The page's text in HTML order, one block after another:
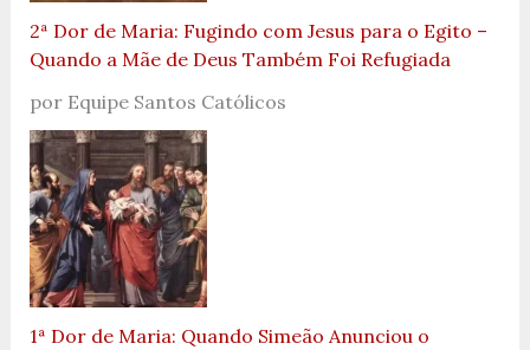
2ª Dor de Maria: Fugindo com Jesus para o Egito –
Quando a Mãe de Deus Também Foi Refugiada
por Equipe Santos Católicos
1ª Dor de Maria: Quando Simeão Anunciou o